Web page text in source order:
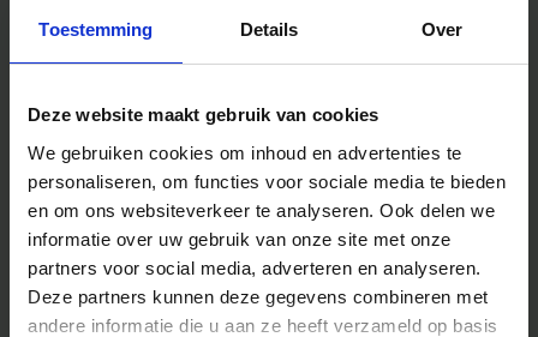
Toestemming Details Over
Deze website maakt gebruik van cookies
We gebruiken cookies om inhoud en advertenties te
personaliseren, om functies voor sociale media te bieden
en om ons websiteverkeer te analyseren. Ook delen we
informatie over uw gebruik van onze site met onze
partners voor social media, adverteren en analyseren.
Deze partners kunnen deze gegevens combineren met
andere informatie die u aan ze heeft verzameld op basis